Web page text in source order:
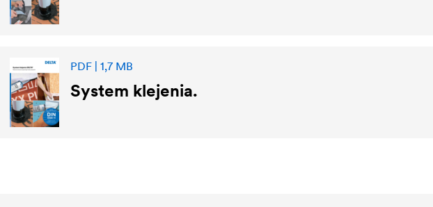
PDF | 1,7 MB
System klejenia.